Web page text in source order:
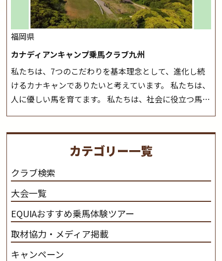
福岡県
カナディアンキャンプ乗馬クラブ九州
私たちは、7つのこだわりを基本理念として、進化し続
けるカナキャンでありたいと考えています。 私たちは、
人に優しい馬を育てます。 私たちは、社会に役立つ馬を
生産します。 私たちは、馬や人々に癒しとなる環境を守
さと魅力を追求します。 私たちは、馬の品種と血統にこ
だわります。 私たちは、乗用馬の質の向上を目指し、生
産･育成･調教を一貫して行います。カナディアンキャ
ンプ乗馬クラブ九州のツアー情報はこちら
カテゴリー一覧
クラブ検索
大会一覧
EQUIAおすすめ乗馬体験ツアー
取材協力・メディア掲載
キャンペーン